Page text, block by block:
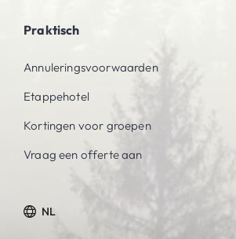
Praktisch
Annuleringsvoorwaarden
Etappehotel
Kortingen voor groepen
Vraag een offerte aan
NL